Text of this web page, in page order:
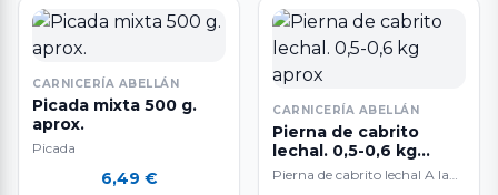
CARNICERÍA ABELLÁN
Picada mixta 500 g.
aprox.
Picada
6,49 €
CARNICERÍA ABELLÁN
Pierna de cabrito
lechal. 0,5-0,6 kg
aprox
Pierna de cabrito lechal A la